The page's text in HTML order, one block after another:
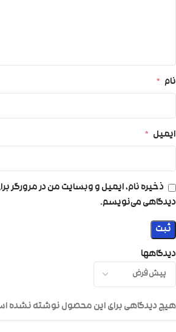
دیدگاهها
هیچ دیدگاهی برای این محصول نوشته نشده
نام *
ایمیل *
ذخیره نام، ایمیل و وبسایت من در مرورگر
دیدگاهی می‌نویسم.